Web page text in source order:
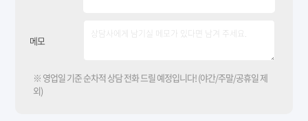
메모
※ 영업일 기준 순차적 상담 전화 드릴 예정입니다! (야간/주말/공휴일 제
외)